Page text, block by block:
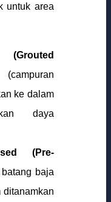
untuk area
ke dalam
daya
(Pre-
baja